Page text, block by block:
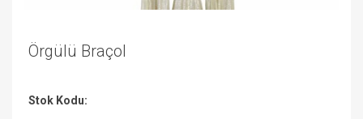
Örgülü Braçol
Stok Kodu: